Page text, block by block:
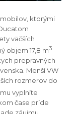
ktorými
väčších
objem 17,8 m3
prepravných
Menší VW
rozmerov do
vyplníte
čase príde
záujmu